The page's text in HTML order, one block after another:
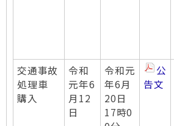
交通事故
処理車
購入
令和
元年6
月12
日
令和元
年6月
20日
17時0
公
告文